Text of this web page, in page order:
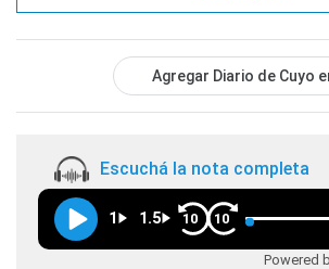
Agregar Diario de Cuyo
Escuchá la nota completa
1 1.5 10 10
Powered